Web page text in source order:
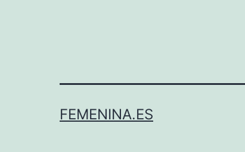
FEMENINA.ES